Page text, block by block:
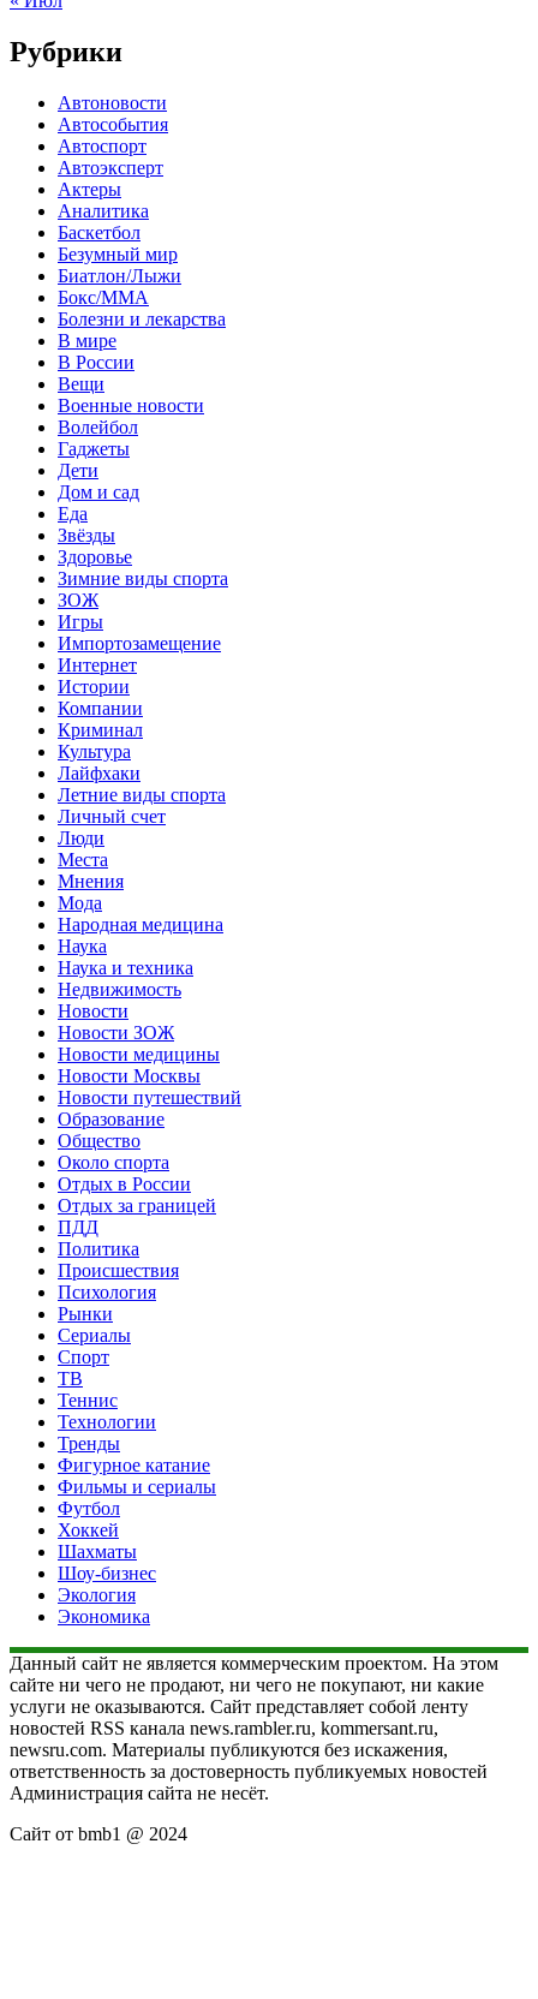
Рубрики
Автоновости
Автособытия
Автоспорт
Автоэксперт
Актеры
Аналитика
Баскетбол
Безумный мир
Биатлон/Лыжи
Бокс/MMA
Болезни и лекарства
В мире
В России
Вещи
Военные новости
Волейбол
Гаджеты
Дети
Дом и сад
Еда
Звёзды
Здоровье
Зимние виды спорта
ЗОЖ
Игры
Импортозамещение
Интернет
Истории
Компании
Криминал
Культура
Лайфхаки
Летние виды спорта
Личный счет
Люди
Места
Мнения
Мода
Народная медицина
Наука
Наука и техника
Недвижимость
Новости
Новости ЗОЖ
Новости медицины
Новости Москвы
Новости путешествий
Образование
Общество
Около спорта
Отдых в России
Отдых за границей
ПДД
Политика
Происшествия
Психология
Рынки
Сериалы
Спорт
ТВ
Теннис
Технологии
Тренды
Фигурное катание
Фильмы и сериалы
Футбол
Хоккей
Шахматы
Шоу-бизнес
Экология
Экономика
Данный сайт не является коммерческим проектом. На этом
сайте ни чего не продают, ни чего не покупают, ни какие
услуги не оказываются. Сайт представляет собой ленту
новостей RSS канала news.rambler.ru, kommersant.ru,
newsru.com. Материалы публикуются без искажения,
ответственность за достоверность публикуемых новостей
Администрация сайта не несёт.
Сайт от bmb1 @ 2024